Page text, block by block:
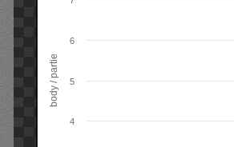
body / partie
4
5
6